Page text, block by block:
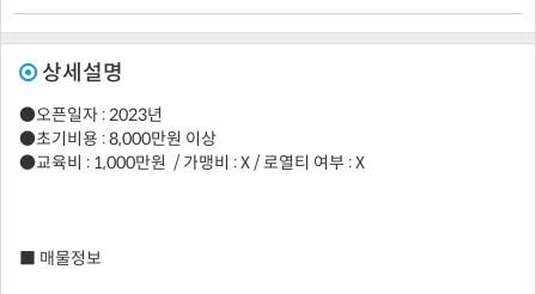
상세설명
●오픈일자 : 2023년
●초기비용 : 8,000만원 이상
●교육비 : 1,000만원 / 가맹비 : X / 로열티 여부 : X
■ 매물정보